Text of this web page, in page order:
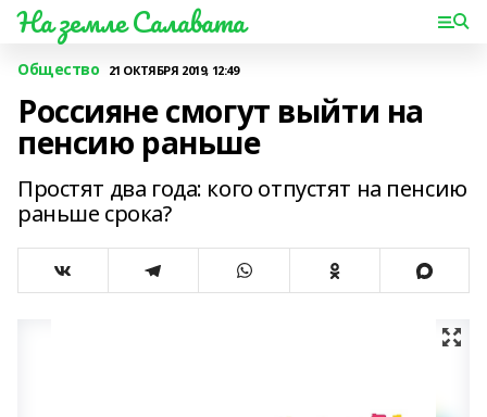
На земле Салавата
Общество 21 ОКТЯБРЯ 2019, 12:49
Россияне смогут выйти на
пенсию раньше
Простят два года: кого отпустят на пенсию
раньше срока?